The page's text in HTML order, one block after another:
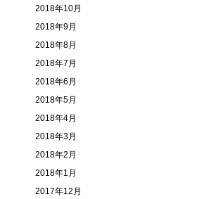
2018年10月
2018年9月
2018年8月
2018年7月
2018年6月
2018年5月
2018年4月
2018年3月
2018年2月
2018年1月
2017年12月